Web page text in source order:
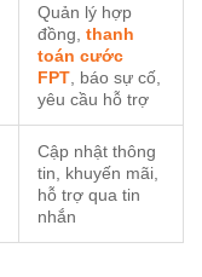
Quản lý hợp
đồng, thanh
toán cước
FPT , báo sự cố,
yêu cầu hỗ trợ
Cập nhật thông
tin, khuyến mãi,
hỗ trợ qua tin
nhắn